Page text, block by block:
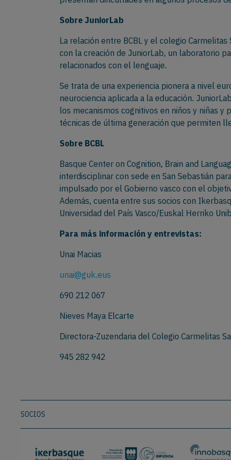
Sobre JuniorLab
La relación entre BCBL y el colegio
con la creación de JuniorLab, un laboratorio
relacionados con el lenguaje.
Se trata de una experiencia pionera a nivel
neurociencia aplicada a la educación.
los mecanismos cognitivos en niños y niñas
técnicas de última generación que permiten
Sobre BCBL
Basque Center on Cognition, Brain and
interdisciplinar con sede en San Sebastián
impulsado por el Gobierno vasco con el
Además, cuenta entre sus socios con
Universidad del País Vasco/Euskal Herriko
Para más información y entrevistas:
Unai Macias
unai@guk.eus
690 212 067
Nieves Maya Elcarte
Directora-Zuzendaria del Colegio Carmelitas
945 282 942
SOCIOS